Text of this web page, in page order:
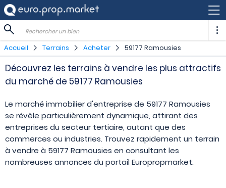
Rechercher un bien
Accueil Terrains Acheter 59177 Ramousies
Découvrez les terrains à vendre les plus attractifs
du marché de 59177 Ramousies
Le marché immobilier d'entreprise de 59177 Ramousies
se révèle particulièrement dynamique, attirant des
entreprises du secteur tertiaire, autant que des
commerces ou industries. Trouvez rapidement un terrain
à vendre à 59177 Ramousies en consultant les
nombreuses annonces du portail Europropmarket.